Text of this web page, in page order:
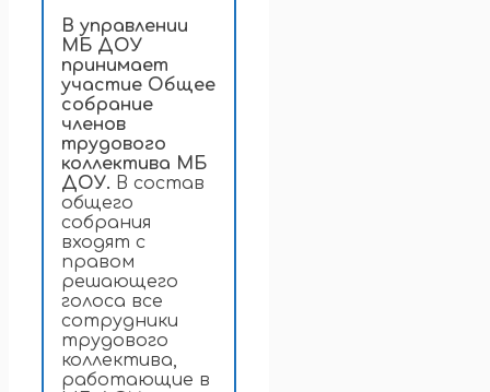
В управлении
МБ ДОУ
принимает
участие Общее
собрание
членов
трудового
коллектива МБ
ДОУ. В состав
общего
собрания
входят с
правом
решающего
голоса все
сотрудники
трудового
коллектива,
работающие в